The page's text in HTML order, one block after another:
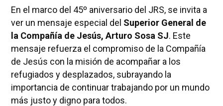
En el marco del 45º aniversario del JRS, se invita a
ver un mensaje especial del Superior General de
la Compañía de Jesús, Arturo Sosa SJ. Este
mensaje refuerza el compromiso de la Compañía
de Jesús con la misión de acompañar a los
refugiados y desplazados, subrayando la
importancia de continuar trabajando por un mundo
más justo y digno para todos.